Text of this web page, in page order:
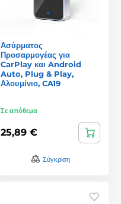
Ασύρματος
Προσαρμογέας για
CarPlay και Android
Auto, Plug & Play,
Αλουμίνιο, CA19
Σε απόθεμα
25,89 €
Σύγκριση